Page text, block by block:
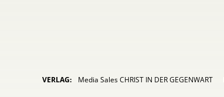
VERLAG: Media Sales CHRIST IN DER GEGENWART